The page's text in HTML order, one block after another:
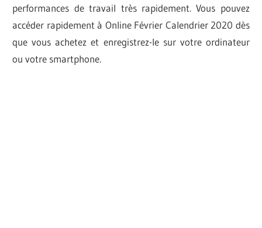
performances de travail très rapidement. Vous pouvez
accéder rapidement à Online Février Calendrier 2020 dès
que vous achetez et enregistrez-le sur votre ordinateur
ou votre smartphone.